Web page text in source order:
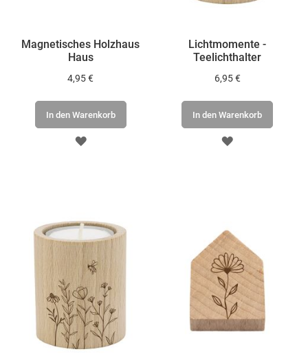
Magnetisches Holzhaus
Haus
4,95 €
In den Warenkorb
ZUR
Lichtmomente -
Teelichthalter
6,95 €
In den Warenkorb
ZUR